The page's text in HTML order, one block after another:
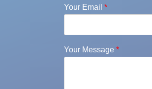
Your Email *
Your Message *